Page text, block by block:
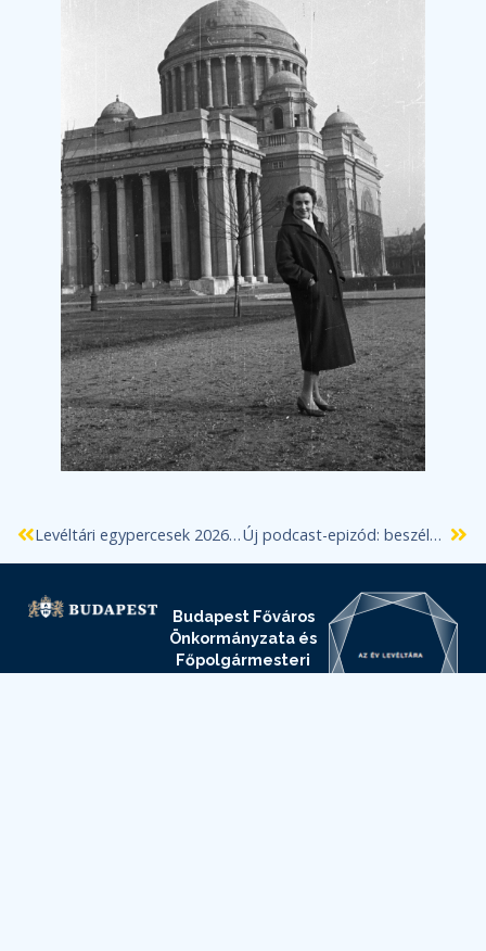
Levéltári egypercesek 2026/24. Pápai Manó háza és a Kőasszony Új podcast-epizód: beszélgetés Pecsők Lászlóval
Budapest Főváros
Önkormányzata és
Főpolgármesteri